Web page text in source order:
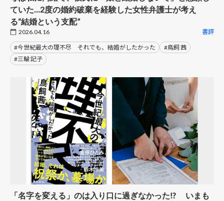
ていた…2度の婚約破棄を経験した女性弁護士が考え
る“結婚という支配”
2026.04.16 書評
#今世紀最大の理不尽 それでも、結婚がしたかった
#鳥飼 茜
#三輪 記子
「名字を変える」のは入り口に過ぎなかった!? いまも